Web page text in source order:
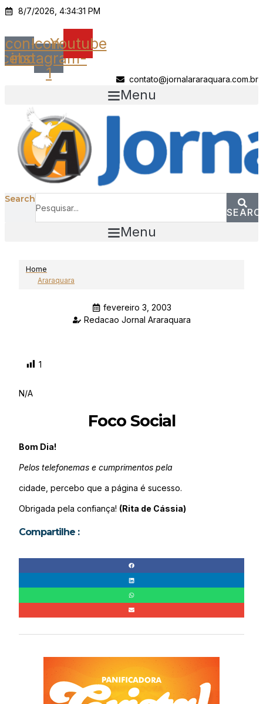
Ir
o
conteúdo
8/7/2026, 4:34:31 PM
Icon-Icon-
instagram-
1
Youtube
contato@jornalararaquara.com.br
Menu
Search
Menu
Home
Araraquara
fevereiro 3, 2003
Redacao Jornal Araraquara
1
N/A
Foco Social
Bom Dia!
Pelos telefonemas e cumprimentos pela
cidade, percebo que a página é sucesso.
Obrigada pela confiança! (Rita de Cássia)
Compartilhe :